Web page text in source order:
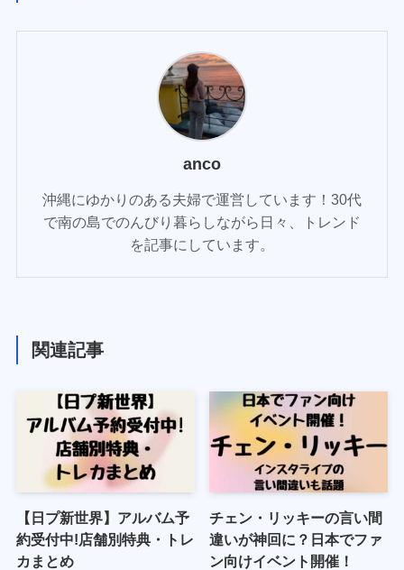
anco
沖縄にゆかりのある夫婦で運営しています！30代
で南の島でのんびり暮らしながら日々、トレンド
を記事にしています。
関連記事
【日プ新世界】アルバム予
約受付中!店舗別特典・トレ
カまとめ
チェン・リッキーの言い間
違いが神回に？日本でファ
ン向けイベント開催！